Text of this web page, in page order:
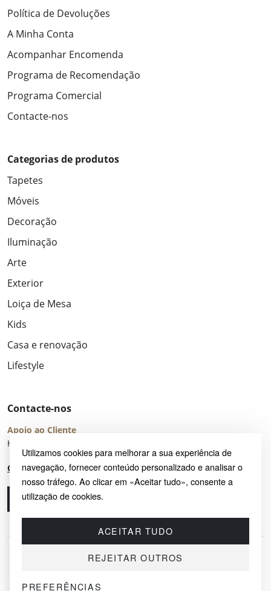
Utilizamos cookies para melhorar a sua experiência de
navegação, fornecer conteúdo personalizado e analisar o
nosso tráfego. Ao clicar em «Aceitar tudo», consente a
utilização de cookies.
ACEITAR TUDO
REJEITAR OUTROS
PREFERÊNCIAS
Política de Devoluções
A Minha Conta
Acompanhar Encomenda
Programa de Recomendação
Programa Comercial
Contacte-nos
Categorias de produtos
Tapetes
Móveis
Decoração
Iluminação
Arte
Exterior
Loiça de Mesa
Kids
Casa e renovação
Lifestyle
Contacte-nos
Apoio ao Cliente
Horário de Atendimento: seg – sex 8:00 – 16:00 (UTC+2)
Centro de Ajuda
Ligue-nos
© 2026 SAYRUG OÜ · KESKLINNA LINNAOSA, AHTRI TN 12, 10151, TALLINN,